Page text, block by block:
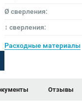
Ø сверления:
↕ сверления:
Расходные материалы
Отзывы